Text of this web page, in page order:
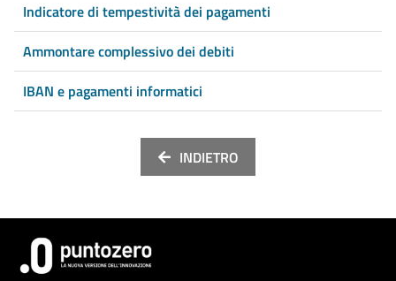
Indicatore di tempestività dei pagamenti
Ammontare complessivo dei debiti
IBAN e pagamenti informatici
INDIETRO